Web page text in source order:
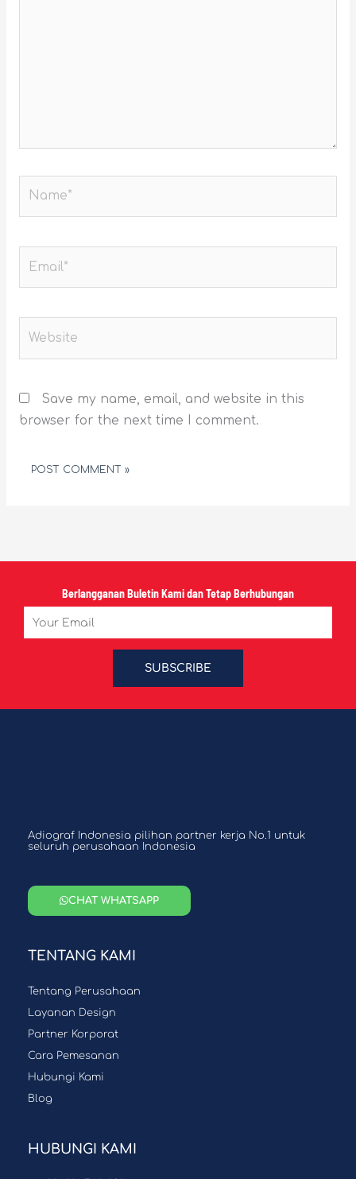
Save my name, email, and website in this
browser for the next time I comment.
Berlangganan Buletin Kami dan Tetap Berhubungan
Email
SUBSCRIBE
Adiograf Indonesia pilihan partner kerja No.1 untuk
seluruh perusahaan Indonesia
CHAT WHATSAPP
TENTANG KAMI
Tentang Perusahaan
Layanan Design
Partner Korporat
Cara Pemesanan
Hubungi Kami
Blog
HUBUNGI KAMI